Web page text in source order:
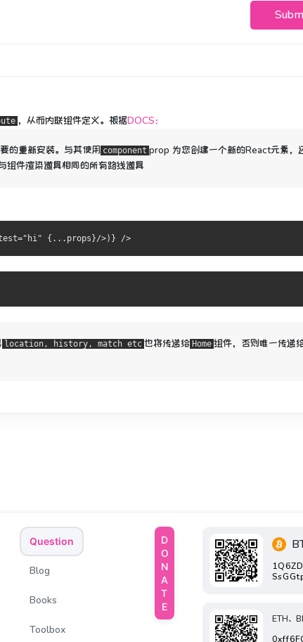
，从而内联组件定义。 根据DOCS：
的重新安装。与其使用 component prop 为您创建一个新的React元素，
组件渲染道具相同的所有路线道具
="hi" {... props }/>)} />
location, history, match etc 也将传递给 Home 组件，否则唯一传递
Question
Blog
Books
Toolbox
DONATE
ETH、